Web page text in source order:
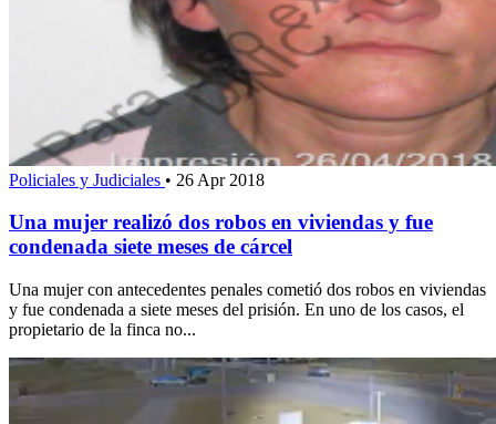
Policiales y Judiciales • 26 Apr 2018
Una mujer realizó dos robos en viviendas y fue
condenada siete meses de cárcel
Una mujer con antecedentes penales cometió dos robos en viviendas
y fue condenada a siete meses del prisión. En uno de los casos, el
propietario de la finca no...